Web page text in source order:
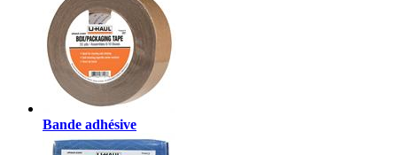
Bande adhésive